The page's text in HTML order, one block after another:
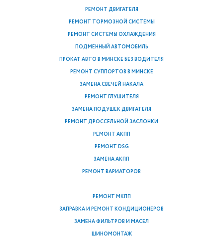
РЕМОНТ ДВИГАТЕЛЯ
РЕМОНТ ТОРМОЗНОЙ СИСТЕМЫ
РЕМОНТ СИСТЕМЫ ОХЛАЖДЕНИЯ
ПОДМЕННЫЙ АВТОМОБИЛЬ
ПРОКАТ АВТО В МИНСКЕ БЕЗ ВОДИТЕЛЯ
РЕМОНТ СУППОРТОВ В МИНСКЕ
ЗАМЕНА СВЕЧЕЙ НАКАЛА
РЕМОНТ ГЛУШИТЕЛЯ
ЗАМЕНА ПОДУШЕК ДВИГАТЕЛЯ
РЕМОНТ ДРОССЕЛЬНОЙ ЗАСЛОНКИ
РЕМОНТ АКПП
РЕМОНТ DSG
ЗАМЕНА АКПП
РЕМОНТ ВАРИАТОРОВ
РЕМОНТ МКПП
ЗАПРАВКА И РЕМОНТ КОНДИЦИОНЕРОВ
ЗАМЕНА ФИЛЬТРОВ И МАСЕЛ
ШИНОМОНТАЖ